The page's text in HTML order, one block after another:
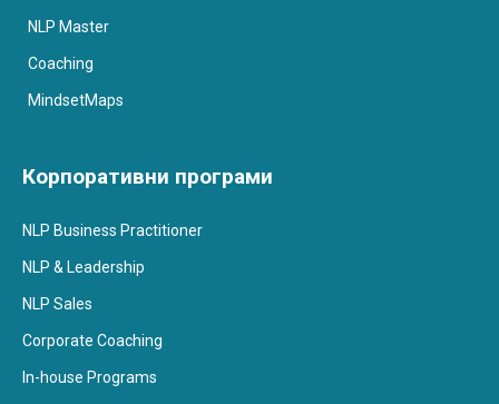
NLP Master
Coaching
MindsetMaps
Корпоративни програми
NLP Business Practitioner
NLP & Leadership
NLP Sales
Corporate Coaching
In-house Programs